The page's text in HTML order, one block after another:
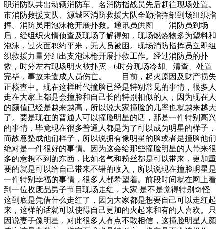
职消防队共出动辆消防车、名消防指战员先后赶往现场处置。
市消防救援支队、源城区消防救援大队全勤指挥部到场组织指
挥。消防员用泡沫枪开展扑救。通讯员供图 消防员到场
后，经组织火情侦查及现场了解得知，现场燃烧物多为塑料和
泡沫，过火面积约平米，无人员被困。现场消防指挥员立即组
织救援力量分组出支泡沫枪开展扑救工作。经过消防员的扑
救，时分左右现场明火被扑灭，6时分现场冷却、清查、处置
完毕，事故未造成人员伤亡。 目前，起火原因及财产损失
正核查中。现在这样时代撞脸已经是特别常见的事情，很多人
走在大家上都是会撞脸和自己长的特别相似的人，因为现在人
的颜值已经是越来越高，所以说大家撞脸的几率也就越来越大
了。要是现在的普通人可以撞脸明星的话，那是一件特别高兴
的事情，毕竟现在很多普通人都是为了可以成为明星的样子，
而故意整成他们样子，所以说拥有像明星的脸或者是撞脸他们
绝对是一件很好的事情。因为这会给那些撞脸明星的人带来很
多的意想不到的东西，比如名气和粉丝都是可以带来，更加重
要的就是可以给自己带来不错的收入，所以说现在撞脸明星是
一件特别幸福的事情，很多人都希望着。前段时间就在网上看
到一位收废品男子节目现场走红，大家 是不是觉得特别奇怪
这到底是凭借什么走红了，因为大家都是想要自己可以走红起
来，这样的话就可以使得自己更加的火起来和有的人喜欢。只
因说妻子像明星，对此很多人有点不敢相信，这撞脸明星人颜